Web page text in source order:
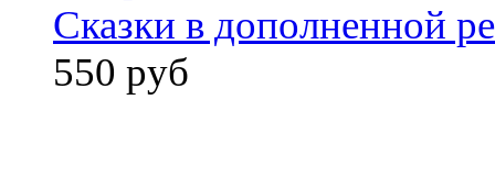
Сказки в дополненной
550 руб